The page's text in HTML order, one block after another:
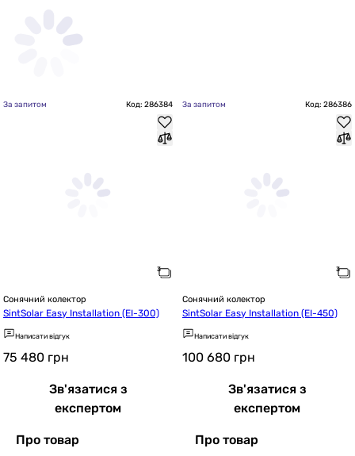
За запитом Код: 286384
Сонячний колектор
SintSolar Easy Installation (EI-300)
Написати відгук
75 480 грн
Зв'язатися з
експертом
Про товар
За запитом Код: 286386
Сонячний колектор
SintSolar Easy Installation (EI-450)
Написати відгук
100 680 грн
Зв'язатися з
експертом
Про товар